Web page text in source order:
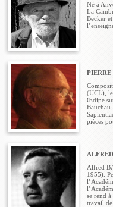
Né à
La
Becker
(UCL), le
Œdipe
pièces
Alfred
1955).
se rend
travail